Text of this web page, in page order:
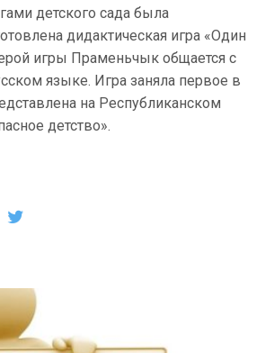
детского сада была
дидактическая игра «Один
игры Праменьчык общается с
языке. Игра заняла первое в
на Республиканском
детство».